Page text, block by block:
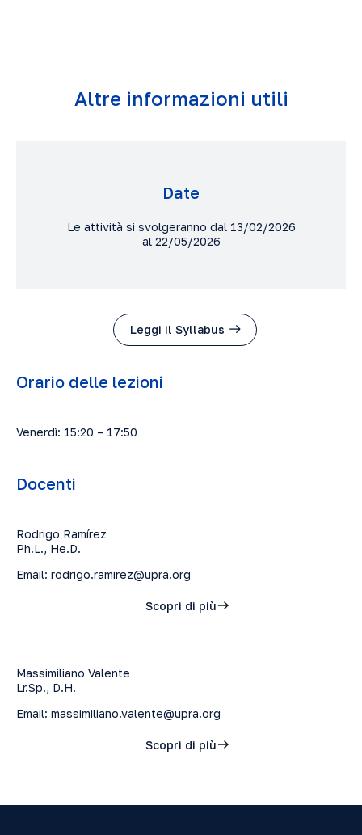
Altre informazioni utili
Date
Le attività si svolgeranno dal 13/02/2026
al 22/05/2026
Leggi il Syllabus
Orario delle lezioni
Venerdì: 15:20 – 17:50
Docenti
Rodrigo Ramírez
Ph.L., He.D.
Email: rodrigo.ramirez@upra.org
Scopri di più
Massimiliano Valente
Lr.Sp., D.H.
Email: massimiliano.valente@upra.org
Scopri di più